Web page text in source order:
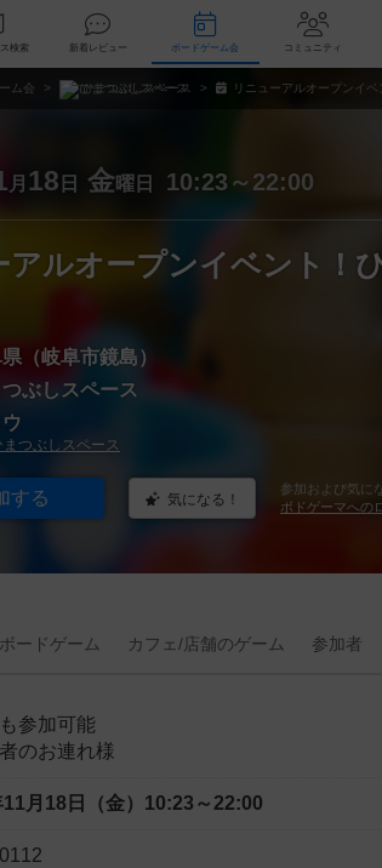
データベース 検索 新着レビュー ボードゲーム会
ム会 ひまつぶしスペース リニューアルオープンイ
月 18 日 金曜日 10:23～22:00
アルオープンイベント！
（岐阜市鏡島）
ぶしスペース
まつぶしスペース
する 気になる！
参加および気に
ボドゲーマへの
ボードゲーム カフェ/店舗のゲーム 参加者
参加可能
のお連れ様
月18日（金） 10:23～22:00